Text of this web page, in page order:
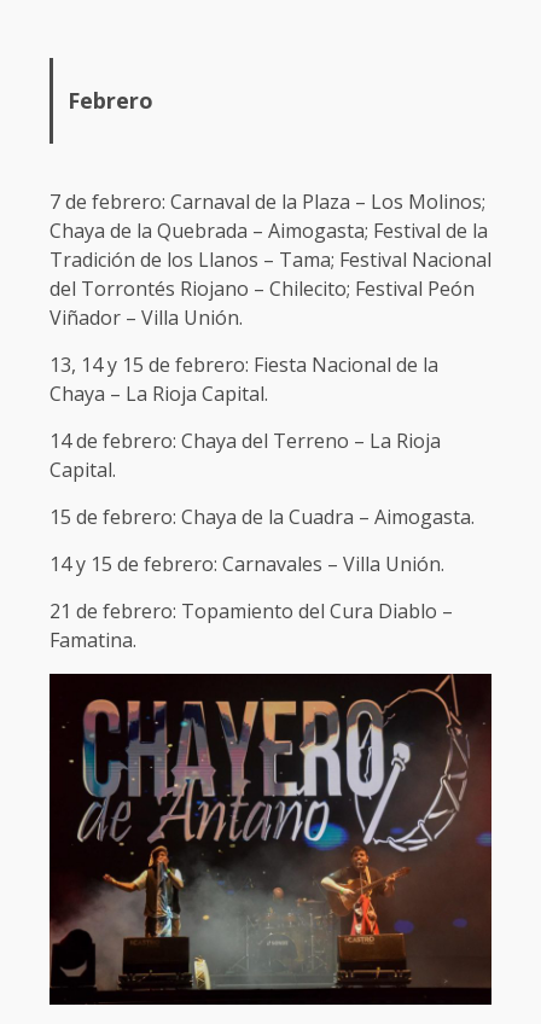
Febrero
7 de febrero: Carnaval de la Plaza – Los Molinos;
Chaya de la Quebrada – Aimogasta; Festival de la
Tradición de los Llanos – Tama; Festival Nacional
del Torrontés Riojano – Chilecito; Festival Peón
Viñador – Villa Unión.
13, 14 y 15 de febrero: Fiesta Nacional de la
Chaya – La Rioja Capital.
14 de febrero: Chaya del Terreno – La Rioja
Capital.
15 de febrero: Chaya de la Cuadra – Aimogasta.
14 y 15 de febrero: Carnavales – Villa Unión.
21 de febrero: Topamiento del Cura Diablo –
Famatina.